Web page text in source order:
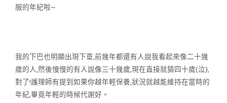
服的年紀啦~
我的下巴也明顯出現下垂,前幾年都還有人說我看起來像二十幾
歲的人,然後慢慢的有人說像三十幾歲,現在直接就猜四十歲(泣),
對了!護理師有提到 如果你越年輕保養,狀況就越能維持在當時的
年紀,畢竟年輕的時候代謝好。